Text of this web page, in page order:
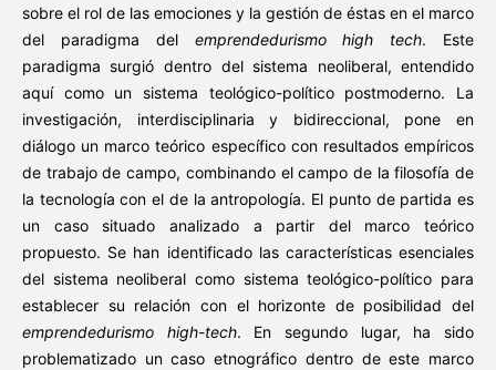
sobre el rol de las emociones y la gestión de éstas en el marco
del paradigma delemprendedurismo high tech. Este
paradigma surgió dentro del sistema neoliberal, entendido
aquí como un sistema teológico-político postmoderno. La
investigación, interdisciplinaria y bidireccional, pone en
diálogo un marco teórico específico con resultados empíricos
de trabajo de campo, combinando el campo de la filosofía de
la tecnología con el de la antropología. El punto de partida es
un caso situado analizado a partir del marco teórico
propuesto. Se han identificado las características esenciales
del sistema neoliberal como sistema teológico-político para
establecer su relación con el horizonte de posibilidad del
emprendedurismo high-tech. En segundo lugar, ha sido
problematizado un caso etnográfico dentro de este marco